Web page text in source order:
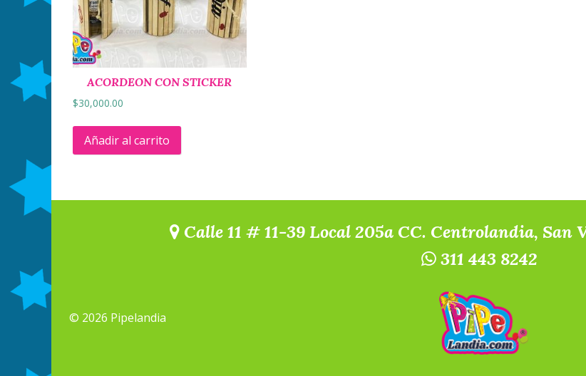
ACORDEON CON STICKER
$30,000.00
Añadir al carrito
Calle 11 # 11-39 Local 205a CC. Centrolandia, San
311 443 8242
© 2026 Pipelandia